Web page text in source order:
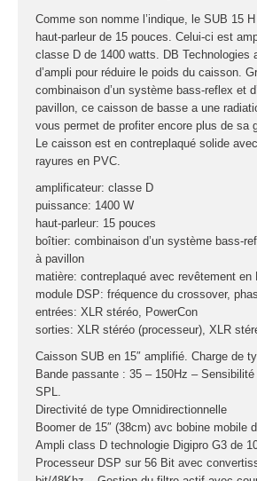
Laser
Strobes
Sono
Enceintes
Amplificateurs
mixage
Contrôle DMX
Traitements sons
Public adress /
ligne 100V
Microphone
Sono portable sur
batterie
Accessoires
Câbles et
Comme son nomme l’indique, le SUB 15
haut-parleur de 15 pouces. Celui-ci est
classe D de 1400 watts. DB Technologies
d’ampli pour réduire le poids du caisson.
combinaison d’un système bass-reflex et
pavillon, ce caisson de basse a une
vous permet de profiter encore plus de sa
Le caisson est en contreplaqué solide
rayures en PVC.
amplificateur: classe D
puissance: 1400 W
haut-parleur: 15 pouces
boîtier: combinaison d’un système bass-
à pavillon
matière: contreplaqué avec revêtement en
module DSP: fréquence du crossover,
entrées: XLR stéréo, PowerCon
sorties: XLR stéréo (processeur), XLR
Caisson SUB en 15″ amplifié. Charge de
Bande passante : 35 – 150Hz –
SPL.
Directivité de type Omnidirectionnelle
Boomer de 15″ (38cm) avc bobine mobile
Ampli class D technologie Digipro G3 de
Processeur DSP sur 56 Bit avec